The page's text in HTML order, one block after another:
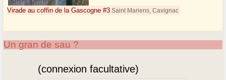
Virade au coffin de la Gascogne #3 Saint Mariens, Cavignac
Un gran de sau ?
(connexion facultative)